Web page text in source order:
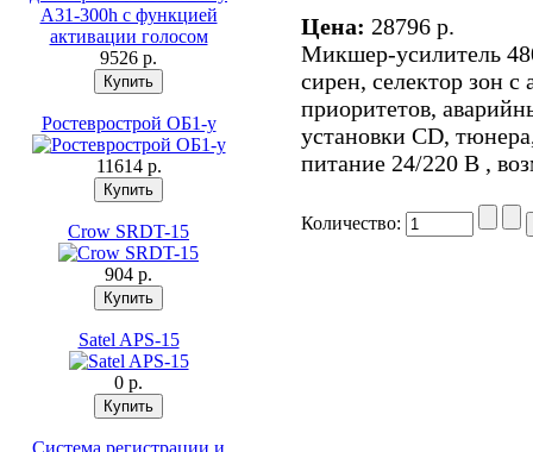
9526 p.
Ростеврострой ОБ1-у
11614 p.
Crow SRDT-15
904 p.
Satel APS-15
0 p.
Система регистрации и
Цена: 28796 p.
Микшер-усилитель
сирен, селектор зон
приоритетов,
установки CD,
питание 24/220 В ,
Количество: